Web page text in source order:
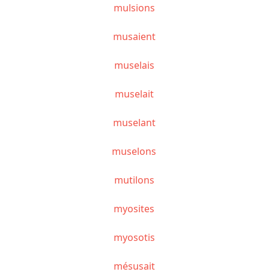
mulsions
musaient
muselais
muselait
muselant
muselons
mutilons
myosites
myosotis
mésusait